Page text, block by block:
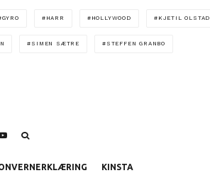
GYRO HARR HOLLYWOOD KJETIL OLSTAD
SIMEN SÆTRE STEFFEN GRANBO
KINSTA